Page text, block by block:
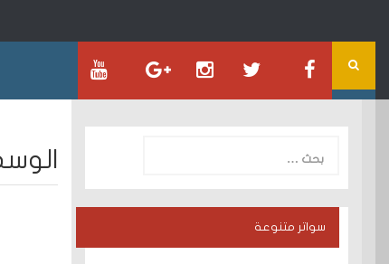
عن:
سواتر متنوعة